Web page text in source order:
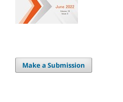
Make a Submission